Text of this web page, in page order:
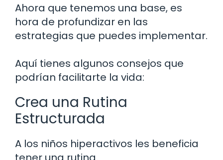
Ahora que tenemos una base, es
hora de profundizar en las
estrategias que puedes implementar.
Aquí tienes algunos consejos que
podrían facilitarte la vida:
Crea una Rutina
Estructurada
A los niños hiperactivos les beneficia